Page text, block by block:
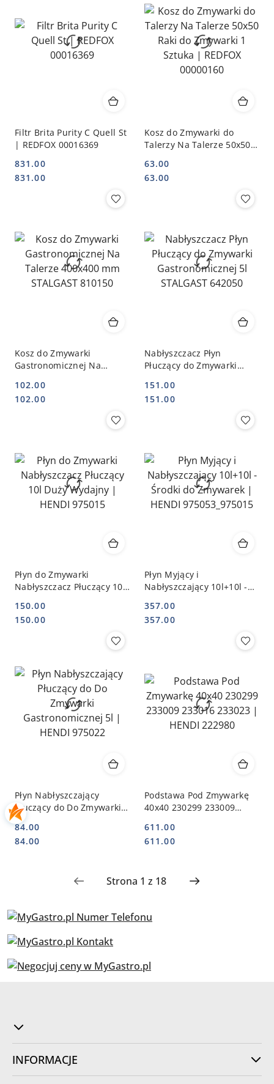
Filtr Brita Purity C Quell St
| REDFOX 00016369
Cena:
831.00
Cena:
831.00
Kosz do Zmywarki do
Talerzy Na Talerze 50x50
| REDFOX 00000160
Cena:
63.00
Cena:
63.00
Kosz do Zmywarki
Gastronomicznej Na
STALGAST 810150
Cena:
102.00
Cena:
102.00
Nabłyszczacz Płyn
Płuczący do Zmywarki
STALGAST 642050
Cena:
151.00
Cena:
151.00
Płyn do Zmywarki
Nabłyszczacz Płuczący 10l
975015
Cena:
150.00
Cena:
150.00
Płyn Myjący i
Nabłyszczający 10l+10l -
HENDI 975053_975015
Cena:
357.00
Cena:
357.00
Płyn Nabłyszczający
Płuczący do Do Zmywarki
Gastronomicznej 5l |
HENDI 975022
Cena:
84.00
Cena:
84.00
Podstawa Pod Zmywarkę
40x40 230299 233009
222980
Cena:
611.00
Cena:
611.00
INFORMACJE